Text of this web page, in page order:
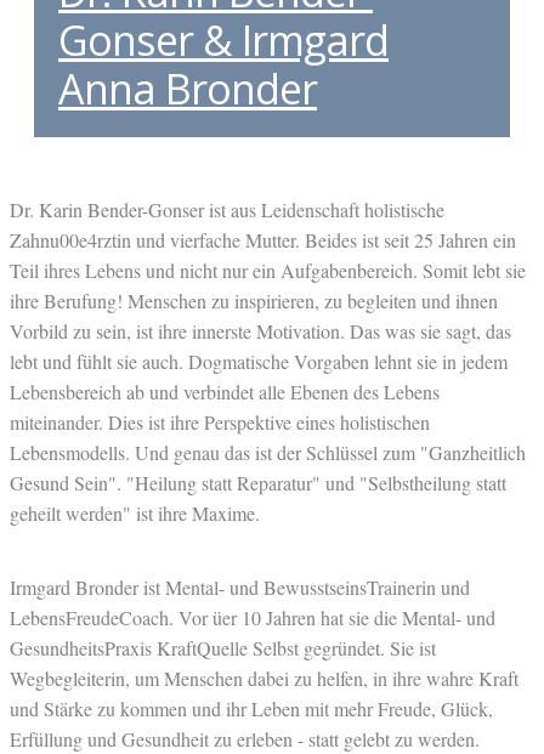
Gonser & Irmgard
Anna Bronder
Dr. Karin Bender-Gonser ist aus Leidenschaft holistische
Zahnu00e4rztin und vierfache Mutter. Beides ist seit 25 Jahren ein
Teil ihres Lebens und nicht nur ein Aufgabenbereich. Somit lebt sie
ihre Berufung! Menschen zu inspirieren, zu begleiten und ihnen
Vorbild zu sein, ist ihre innerste Motivation. Das was sie sagt, das
lebt und fühlt sie auch. Dogmatische Vorgaben lehnt sie in jedem
Lebensbereich ab und verbindet alle Ebenen des Lebens
miteinander. Dies ist ihre Perspektive eines holistischen
Lebensmodells. Und genau das ist der Schlüssel zum "Ganzheitlich
Gesund Sein". "Heilung statt Reparatur" und "Selbstheilung statt
geheilt werden" ist ihre Maxime.
Irmgard Bronder ist Mental- und BewusstseinsTrainerin und
LebensFreudeCoach. Vor üer 10 Jahren hat sie die Mental- und
GesundheitsPraxis KraftQuelle Selbst gegründet. Sie ist
Wegbegleiterin, um Menschen dabei zu helfen, in ihre wahre Kraft
und Stärke zu kommen und ihr Leben mit mehr Freude, Glück,
Erfüllung und Gesundheit zu erleben - statt gelebt zu werden.